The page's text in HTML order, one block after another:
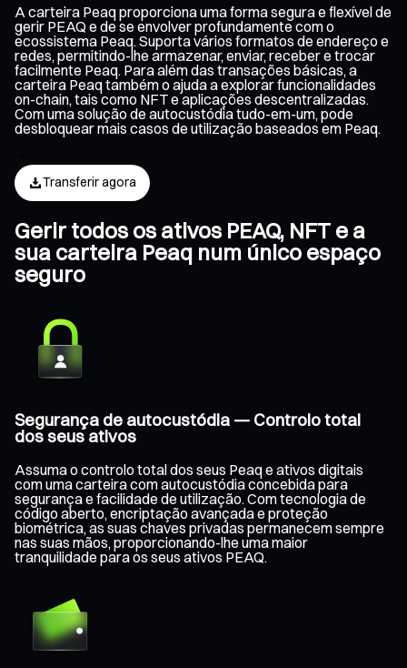
A carteira Peaq proporciona uma forma segura e flexível de
gerir PEAQ e de se envolver profundamente com o
ecossistema Peaq. Suporta vários formatos de endereço e
redes, permitindo-lhe armazenar, enviar, receber e trocar
facilmente Peaq. Para além das transações básicas, a
carteira Peaq também o ajuda a explorar funcionalidades
on-chain, tais como NFT e aplicações descentralizadas.
Com uma solução de autocustódia tudo-em-um, pode
desbloquear mais casos de utilização baseados em Peaq.
Transferir agora
Gerir todos os ativos PEAQ, NFT e a
sua carteira Peaq num único espaço
seguro
Segurança de autocustódia — Controlo total
dos seus ativos
Assuma o controlo total dos seus Peaq e ativos digitais
com uma carteira com autocustódia concebida para
segurança e facilidade de utilização. Com tecnologia de
código aberto, encriptação avançada e proteção
biométrica, as suas chaves privadas permanecem sempre
nas suas mãos, proporcionando-lhe uma maior
tranquilidade para os seus ativos PEAQ.